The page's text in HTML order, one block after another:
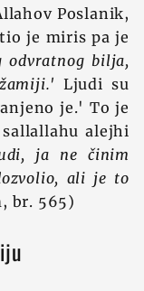
Poslanik,
je miris pa je
odvratnog bilja,
Ljudi su
je.' To je
alejhi
ja ne činim
ali je to
br. 565)